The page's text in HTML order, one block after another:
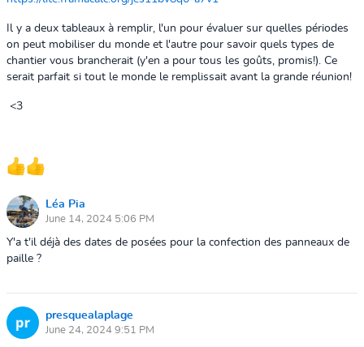
Il y a deux tableaux à remplir, l'un pour évaluer sur quelles périodes
on peut mobiliser du monde et l'autre pour savoir quels types de
chantier vous brancherait (y'en a pour tous les goûts, promis!). Ce
serait parfait si tout le monde le remplissait avant la grande réunion!
<3
Léa Pia
June 14, 2024 5:06 PM
Y'a t'il déjà des dates de posées pour la confection des panneaux de
paille ?
presquealaplage
June 24, 2024 9:51 PM